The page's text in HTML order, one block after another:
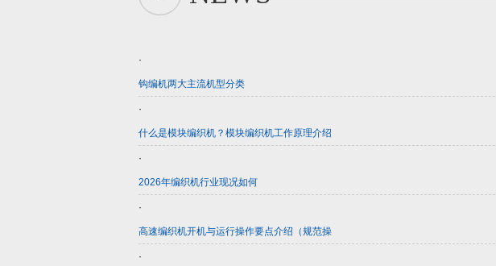
·
钩编机两大主流机型分类
·
什么是模块编织机？模块编织机工作原理介绍
·
2026年编织机行业现况如何
·
高速编织机开机与运行操作要点介绍（规范操
·